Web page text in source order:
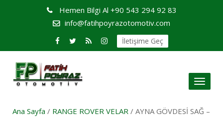
Hemen Bilgi Al +90 543 294 92 83
info@fatihpoyrazotomotiv.com
İletişime Geç
Toggle
Ana Sayfa / RANGE ROVER VELAR / AYNA GÖVDESİ SAĞ –